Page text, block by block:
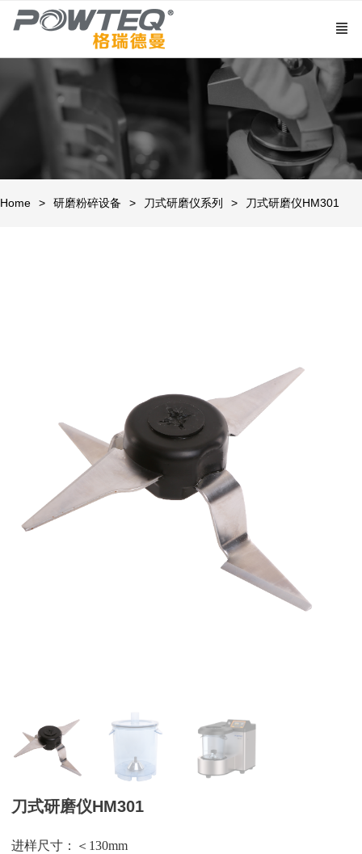
Home 研磨粉碎设备 刀式研磨仪系列 刀式研磨仪HM301
刀式研磨仪HM301
进样尺寸：＜130mm